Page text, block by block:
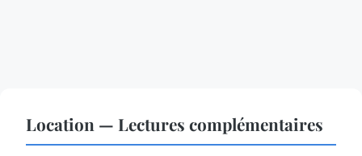
Location — Lectures complémentaires